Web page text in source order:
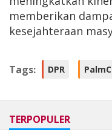
memberikan
kesejahteraan
Tags: DPR
TERPOPULER